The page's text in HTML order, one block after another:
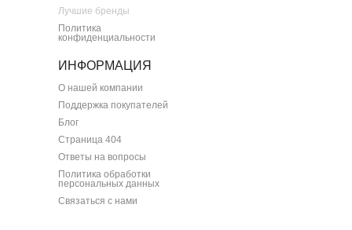
ИНФОРМАЦИЯ
Лучшие бренды
Политика
конфиденциальности
О нашей компании
Поддержка покупателей
Блог
Страница 404
Ответы на вопросы
Политика обработки
персональных данных
Связаться с нами